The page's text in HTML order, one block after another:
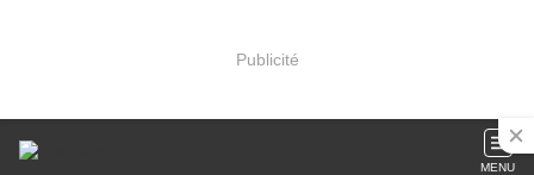
Publicité
MENU